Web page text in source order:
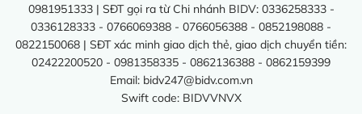
0981951333 | SĐT gọi ra từ Chi nhánh BIDV: 0336258333 -
0336128333 - 0766069388 - 0766056388 - 0852198088 -
0822150068 | SĐT xác minh giao dịch thẻ, giao dịch chuyển tiền:
02422200520 - 0981358335 - 0862136388 - 0862159399
Email: bidv247@bidv.com.vn
Swift code: BIDVVNVX